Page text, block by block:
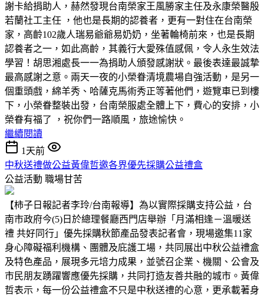
謝卡給捐助人，赫然發現台南榮家王風勝家主任及永康榮醫殷
若蘭社工主任 ，他也是長期的認養者，更有一對住在台南榮
家，高齡102歲人瑞易爺爺易奶奶，坐著輪椅前來，也是長期
認養者之一，如此高齡，其義行大愛殊值感佩，令人永生效法
學習！胡思湘處長一一為捐助人頒發感謝狀。最後表達最誠摯
最高感謝之意。兩天一夜的小榮眷清境農場自強活動，是另一
個重頭戲，綿羊秀、哈薩克馬術秀正等著他們，遊覽車已到樓
下，小榮眷整裝出發，台南榮服處全體上下，費心的安排，小
榮眷有福了 ，祝你們一路順風，旅途愉快。
繼續閱讀
1天前
中秋送禮做公益黃偉哲邀各界優先採購公益禮盒
公益活動 職場甘苦
【柿子日報記者李玲/台南報導】為以實際採購支持公益，台
南市政府今(5)日於總理餐廳西門店舉辦「月滿相逢－溫暖送
禮 共好同行」優先採購秋節產品發表記者會，現場邀集11家
身心障礙福利機構、團體及庇護工場，共同展出中秋公益禮盒
及特色產品，展現多元培力成果，並號召企業、機關、公會及
市民朋友踴躍響應優先採購，共同打造友善共融的城市。黃偉
哲表示，每一份公益禮盒不只是中秋送禮的心意，更承載著身